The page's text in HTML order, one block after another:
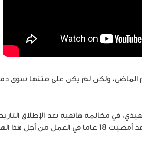
ولكن لم يكن على متنها سوى
مكالمة هاتفية بعد الإطلاق
تصديق حدوث ذلك”.